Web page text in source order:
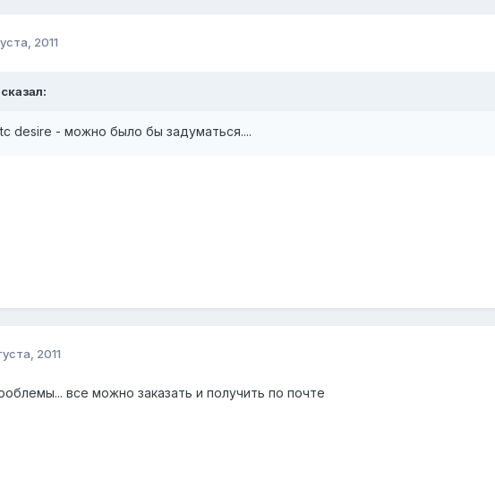
2011
desire - можно было бы задуматься....
2011
все можно заказать и получить по почте